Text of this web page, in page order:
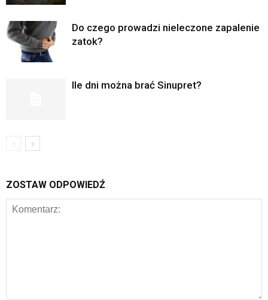
Do czego prowadzi nieleczone zapalenie
zatok?
Ile dni można brać Sinupret?
ZOSTAW ODPOWIEDŹ